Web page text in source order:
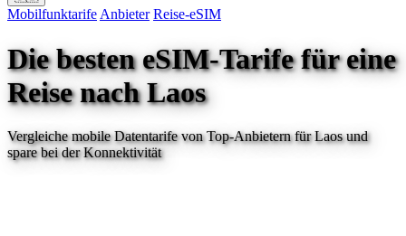
Mobilfunktarife Anbieter Reise-eSIM
Die besten eSIM-Tarife für eine
Reisenach Laos
Vergleiche mobile Datentarife von Top-Anbietern fürLaosund
spare bei der Konnektivität